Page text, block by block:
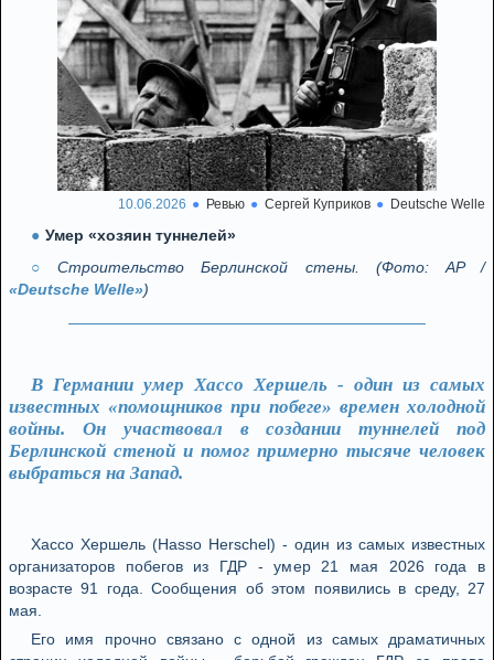
10.06.2026 Ревью Сергей Куприков Deutsche Welle
Умер «хозяин туннелей»
Строительство Берлинской стены. (Фото: AP /
«Deutsche Welle»)
В Германии умер Хассо Хершель - один из самых
известных «помощников при побеге» времен холодной
войны. Он участвовал в создании туннелей под
Берлинской стеной и помог примерно тысяче человек
выбраться на Запад.
Хассо Хершель (Hasso Herschel) - один из самых известных
организаторов побегов из ГДР - умер 21 мая 2026 года в
возрасте 91 года. Сообщения об этом появились в среду, 27
мая.
Его имя прочно связано с одной из самых драматичных